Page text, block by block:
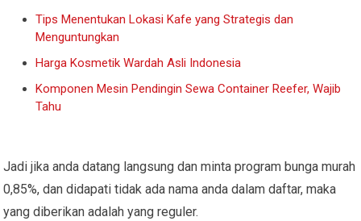
Tips Menentukan Lokasi Kafe yang Strategis dan
Menguntungkan
Harga Kosmetik Wardah Asli Indonesia
Komponen Mesin Pendingin Sewa Container Reefer, Wajib
Tahu
Jadi jika anda datang langsung dan minta program bunga murah
0,85%, dan didapati tidak ada nama anda dalam daftar, maka
yang diberikan adalah yang reguler.